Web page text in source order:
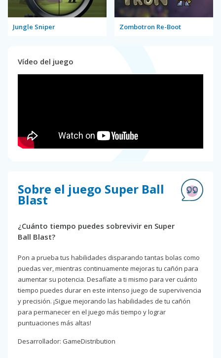
Jungle Sniper Zombotron Re-Boot
Vídeo del juego
Sobre el juego Super Ball
Blast
¿Cuánto tiempo puedes sobrevivir en Super
Ball Blast?
Pon a prueba tus habilidades disparando tantas bolas como
puedas ver, mientras continuamente mejoras tu cañón para
aumentar su potencia. Desafíate a ti mismo para ver cuánto
tiempo puedes durar en este intenso juego de supervivencia
y precisión. ¡Sigue mejorando las habilidades de tu cañón
para permanecer en el juego más tiempo y lograr
puntuaciones más altas!
Desarrollador: GameDistribution